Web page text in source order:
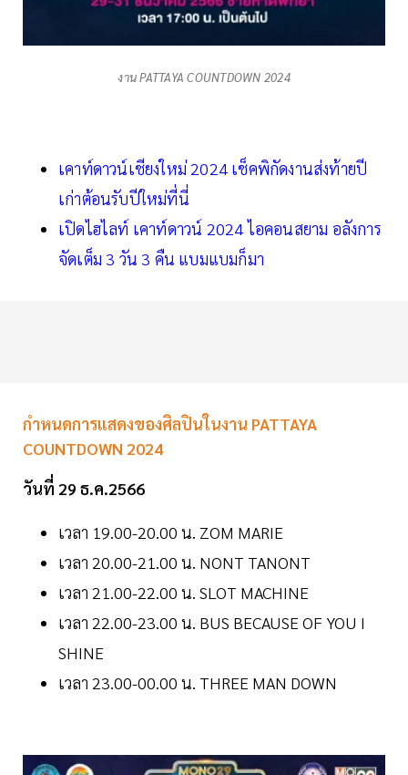
งาน PATTAYA COUNTDOWN 2024
เคาท์ดาวน์เชียงใหม่ 2024 เช็คพิกัดงานส่งท้ายปี
เก่าต้อนรับปีใหม่ที่นี่
เปิดไฮไลท์ เคาท์ดาวน์ 2024 ไอคอนสยาม อลังการ
จัดเต็ม 3 วัน 3 คืน แบมแบมก็มา
กำหนดการแสดงของศิลปินในงาน PATTAYA
COUNTDOWN 2024
วันที่ 29 ธ.ค.2566
เวลา 19.00-20.00 น. ZOM MARIE
เวลา 20.00-21.00 น. NONT TANONT
เวลา 21.00-22.00 น. SLOT MACHINE
เวลา 22.00-23.00 น. BUS BECAUSE OF YOU I
SHINE
เวลา 23.00-00.00 น. THREE MAN DOWN